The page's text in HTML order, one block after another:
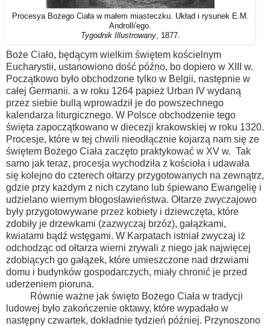
Procesya Bożego Ciała w małem miasteczku. Układ i rysunek E.M.
Androlli'ego.
Tygodnik Illustrowany, 1877.
Boże Ciało, będącym wielkim świętem kościelnym
Eucharystii, ustanowiono dość późno, bo dopiero w XIII w.
Początkowo było obchodzone tylko w Belgii, następnie w
całej Germanii. a w roku 1264 papież Urban IV wydaną
przez siebie bullą wprowadził je do powszechnego
kalendarza liturgicznego. W Polsce obchodzenie tego
święta zapoczątkowano w diecezji krakowskiej w roku 1320.
Procesje, które w tej chwili nieodłącznie kojarzą nam się ze
świętem Bożego Ciała zaczęto praktykować w XV w. Tak
samo jak teraz, procesja wychodziła z kościoła i udawała
się kolejno do czterech ołtarzy przygotowanych na zewnątrz,
gdzie przy każdym z nich czytano lub śpiewano Ewangelię i
udzielano wiernym błogosławieństwa. Ołtarze zwyczajowo
były przygotowywane przez kobiety i dziewczęta, które
zdobiły je drzewkami (zazwyczaj brzóz), gałązkami,
kwiatami bądź wstęgami. W Karpatach istniał zwyczaj iż
odchodząc od ołtarza wierni zrywali z niego jak najwięcej
zdobiących go gałązek, które umieszczone nad drzwiami
domu i budynków gospodarczych, miały chronić je przed
uderzeniem pioruna.
Równie ważne jak święto Bożego Ciała w tradycji
ludowej było zakończenie oktawy, które wypadało w
następny czwartek, dokładnie tydzień później. Przynoszono